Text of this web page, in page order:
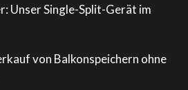
Unser Single-Split-Gerät im
von Balkonspeichern ohne